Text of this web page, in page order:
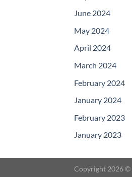
June 2024
May 2024
April 2024
March 2024
February 2024
January 2024
February 2023
January 2023
Copyright 2026 ©